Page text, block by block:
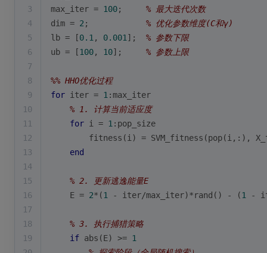
3
max_iter = 100; % 最大迭代次数
4
dim = 2 ; % 优化参数维度(C和γ)
5
lb = [0.1 , 0.001 ]; % 参数下限
6
ub = [100, 10]; % 参数上限
7
8
%% HHO优化过程
9
for iter = 1 :max_iter
10
% 1. 计算当前适应度
11
for i = 1 :pop_size
12
        fitness(
i ) = SVM_fitness(pop( i ,:),
13
end
14
15
% 2. 更新逃逸能量E
16
    E =
2*(1 - iter/max_iter)*rand () - (1
-
17
18
% 3. 执行捕猎策略
19
if abs (E) >= 1